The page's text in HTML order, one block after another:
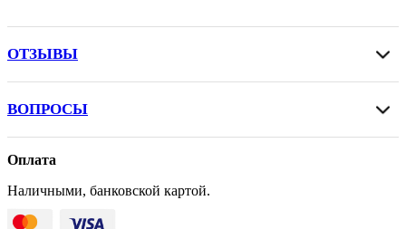
ОТЗЫВЫ
ВОПРОСЫ
Оплата
Наличными, банковской картой.